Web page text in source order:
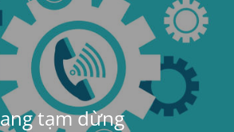
tạm dừng